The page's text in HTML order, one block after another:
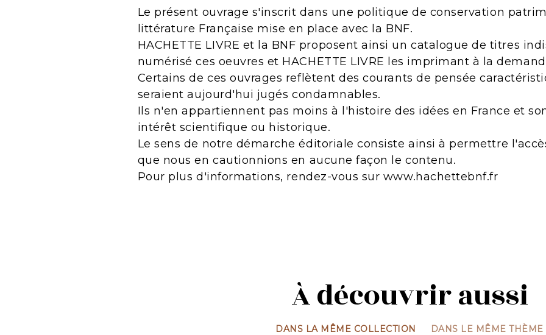
Le présent ouvrage s'inscrit dans une politique de conservation
littérature Française mise en place avec la BNF.
HACHETTE LIVRE et la BNF proposent ainsi un catalogue de titres
numérisé ces oeuvres et HACHETTE LIVRE les imprimant à la
Certains de ces ouvrages reflètent des courants de pensée
seraient aujourd'hui jugés condamnables.
Ils n'en appartiennent pas moins à l'histoire des idées en France et
intérêt scientifique ou historique.
Le sens de notre démarche éditoriale consiste ainsi à permettre
que nous en cautionnions en aucune façon le contenu.
Pour plus d'informations, rendez-vous sur www.hachettebnf.fr
À découvrir aussi
DANS LA MÊME COLLECTION DANS LE MÊME THÈME